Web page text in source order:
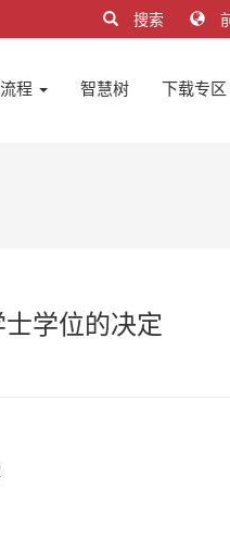
搜索
程 智慧树 下载专区
学位的决定